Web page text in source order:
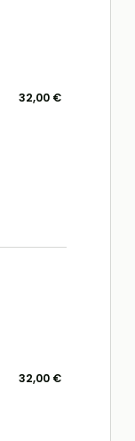
32,00 €
32,00 €